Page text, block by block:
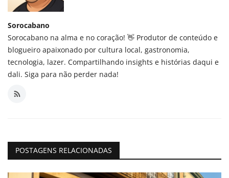
Sorocabano
Sorocabano na alma e no coração! 👋 Produtor de conteúdo e
blogueiro apaixonado por cultura local, gastronomia,
tecnologia, lazer. Compartilhando insights e histórias daqui e
dali. Siga para não perder nada!
POSTAGENS RELACIONADAS